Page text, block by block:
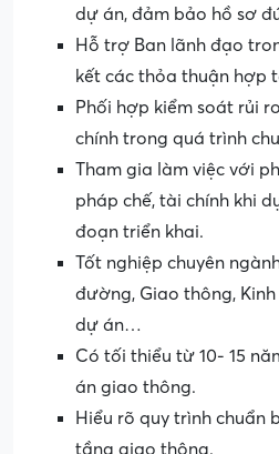
dự án, đảm bảo hồ sơ
Hỗ trợ Ban lãnh đạo
kết các thỏa thuận hợp
Phối hợp kiểm soát rủi
chính trong quá trình
Tham gia làm việc với
pháp chế, tài chính khi
đoạn triển khai.
Tốt nghiệp chuyên
đường, Giao thông,
dự án…
Có tối thiểu từ 10- 15
án giao thông.
Hiểu rõ quy trình chuẩn